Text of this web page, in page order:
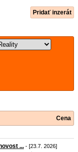
Pridať inzerát
Cena
... - [23.7. 2026]